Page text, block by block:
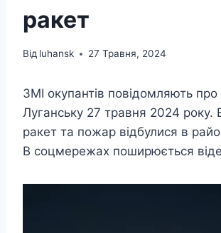
ракет
Від luhansk 27 Травня, 2024
ЗМІ окупантів повідомляють про
Луганську 27 травня 2024 року.
ракет та пожар відбулися в
В соцмережах поширюється